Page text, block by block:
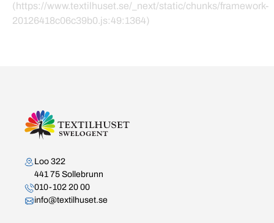
(https://www.textilhuset.se/_next/static/chunks/framework-
20126418c06c39b0.js:49:1364)
Kontakta oss
Loo 322
441 75 Sollebrunn
010-102 20 00
info@textilhuset.se